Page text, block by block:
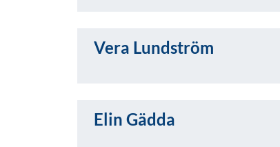
Vera Lundström
Elin Gädda